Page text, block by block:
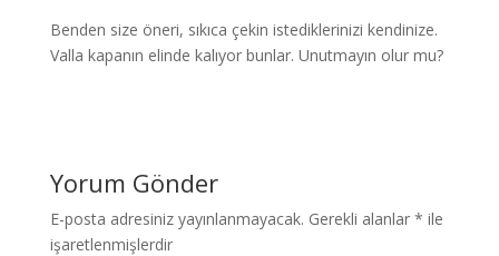
Benden size öneri, sıkıca çekin istediklerinizi kendinize.
Valla kapanın elinde kalıyor bunlar. Unutmayın olur mu?
Yorum Gönder
E-posta adresiniz yayınlanmayacak. Gerekli alanlar * ile
işaretlenmişlerdir